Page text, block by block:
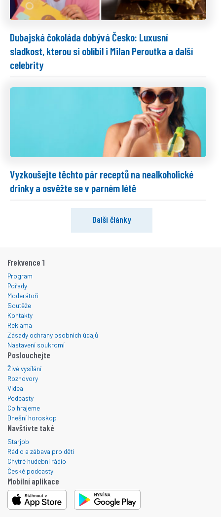
Dubajská čokoláda dobývá Česko: Luxusní
sladkost, kterou si oblíbil i Milan Peroutka a další
celebrity
Vyzkoušejte těchto pár receptů na nealkoholické
drinky a osvěžte se v parném létě
Další články
Frekvence 1
Program
Pořady
Moderátoři
Soutěže
Kontakty
Reklama
Zásady ochrany osobních údajů
Nastavení soukromí
Poslouchejte
Živé vysílání
Rozhovory
Videa
Podcasty
Co hrajeme
Dnešní horoskop
Navštivte také
Starjob
Rádio a zábava pro děti
Chytré hudební rádio
České podcasty
Mobilní aplikace